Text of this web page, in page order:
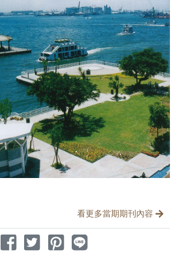
看更多當期期刊內容
分享文章
分享到 Facebook
分享到 Twitter
分享到 Pinterest
分享到 Line